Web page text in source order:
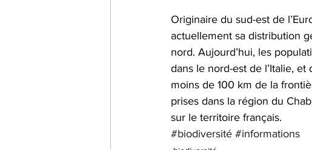
Originaire du sud-est de
actuellement sa distribution
nord. Aujourd’hui, les
dans le nord-est de l’Italie,
moins de 100 km de la
prises dans la région du
sur le territoire français.
#biodiversité #informations